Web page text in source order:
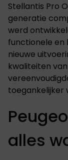
Stellantis Pro
generatie
werd
functionele en
nieuwe
kwaliteiten
toegankelijker
alles